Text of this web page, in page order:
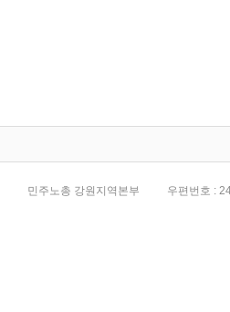
민주노총 강원지역본부 우편번호 :